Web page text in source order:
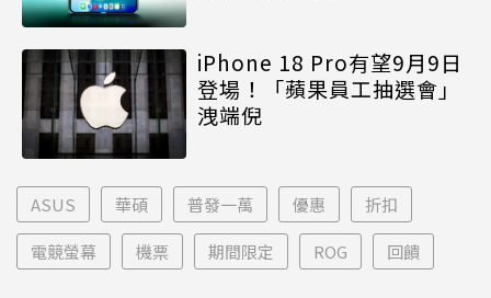
iPhone 18 Pro有望9月9日
登場！「蘋果員工抽選會」
洩端倪
ASUS 華碩 普發一萬 優惠 折扣
電競螢幕 機票 期間限定 ROG 回饋